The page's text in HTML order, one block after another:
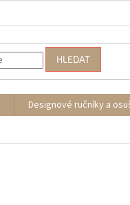
HLEDAT
Designové ručníky a